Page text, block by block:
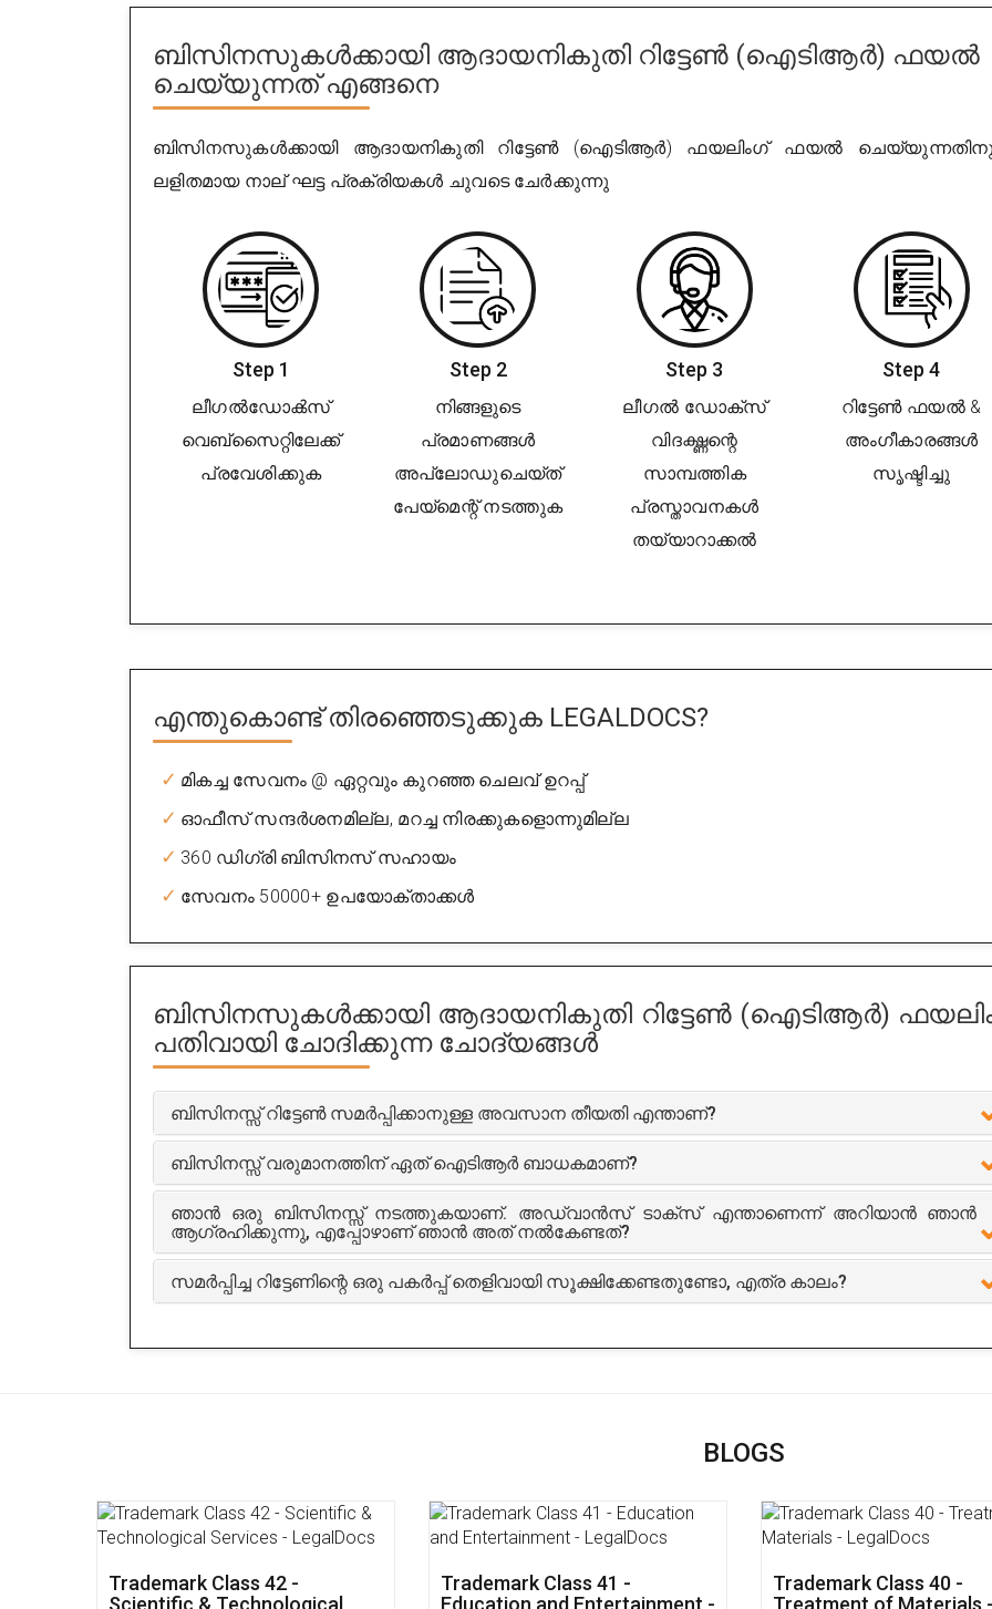
ബിസിനസുകൾക്കായി ആദായനികുതി റിട്ടേൺ (ഐടിആർ) ഫയൽ
ചെയ്യുന്നത് എങ്ങനെ
ബിസിനസുകൾക്കായി ആദായനികുതി റിട്ടേൺ (ഐടിആർ) ഫയലിംഗ് ഫയൽ
ലളിതമായ നാല് ഘട്ട പ്രക്രിയകൾ ചുവടെ ചേർക്കുന്നു
Step 1
ലീഗൽ‌ഡോക്‍സ്
വെബ്‌സൈറ്റിലേക്ക്
പ്രവേശിക്കുക
Step 2
നിങ്ങളുടെ
പ്രമാണങ്ങൾ
അപ്‌ലോഡുചെയ്‌ത്
പേയ്‌മെന്റ് നടത്തുക
Step 3
ലീഗൽ ഡോക്സ്
വിദഗ്ദ്ധന്റെ
സാമ്പത്തിക
പ്രസ്താവനകൾ
തയ്യാറാക്കൽ
Step 4
റിട്ടേൺ ഫയൽ &
അംഗീകാരങ്ങൾ
സൃഷ്ടിച്ചു
എന്തുകൊണ്ട് തിരഞ്ഞെടുക്കുക LEGALDOCS?
മികച്ച സേവനം @ ഏറ്റവും കുറഞ്ഞ ചെലവ് ഉറപ്പ്
ഓഫീസ് സന്ദർശനമില്ല, മറച്ച നിരക്കുകളൊന്നുമില്ല
360 ഡിഗ്രി ബിസിനസ് സഹായം
സേവനം 50000+ ഉപയോക്താക്കൾ
ബിസിനസുകൾക്കായി ആദായനികുതി റിട്ടേൺ (ഐടിആർ)
പതിവായി ചോദിക്കുന്ന ചോദ്യങ്ങൾ
ബിസിനസ്സ് റിട്ടേൺ സമർപ്പിക്കാനുള്ള അവസാന തീയതി എന്താണ്?
ബിസിനസ്സ് വരുമാനത്തിന് ഏത് ഐടിആർ ബാധകമാണ്?
ഞാൻ ഒരു ബിസിനസ്സ് നടത്തുകയാണ്. അഡ്വാൻസ് ടാക്സ് എന്താണെന്ന് അറിയാൻ ഞാൻ
ആഗ്രഹിക്കുന്നു, എപ്പോഴാണ് ഞാൻ അത് നൽകേണ്ടത്?
സമർപ്പിച്ച റിട്ടേണിന്റെ ഒരു പകർപ്പ് തെളിവായി സൂക്ഷിക്കേണ്ടതുണ്ടോ, എത്ര കാലം?
BLOGS
Trademark Class 42 -
Scientific & Technological
Trademark Class 41 -
Education and Entertainment -
Trademark Class 40 -
Treatment of Materials